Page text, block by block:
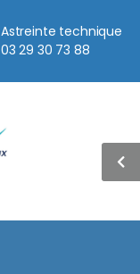
Astreinte technique
03 29 30 73 88